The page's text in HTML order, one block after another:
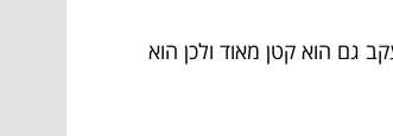
גם הוא קטן מאוד ולכן הוא